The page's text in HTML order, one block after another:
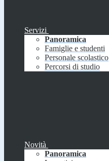
Servizi
Panoramica
Famiglie e studenti
Personale scolastico
Percorsi di studio
Novità
Panoramica